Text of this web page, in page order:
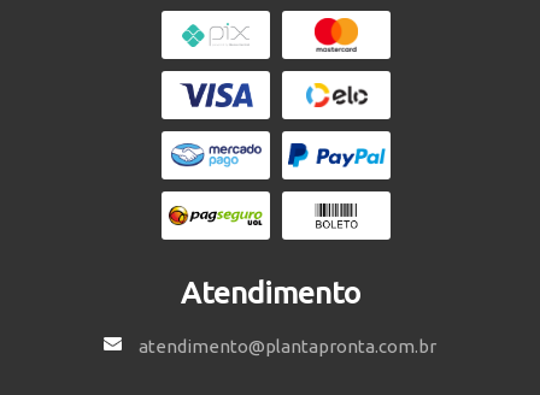
Atendimento
atendimento@plantapronta.com.br